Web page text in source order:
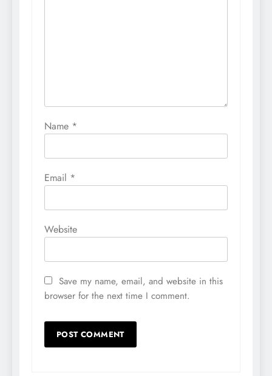
Name *
Email *
Website
Save my name, email, and website in this
browser for the next time I comment.